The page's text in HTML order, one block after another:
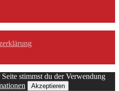
stimmst du der Verwendung
Akzeptieren